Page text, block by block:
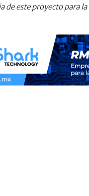
de este proyecto para